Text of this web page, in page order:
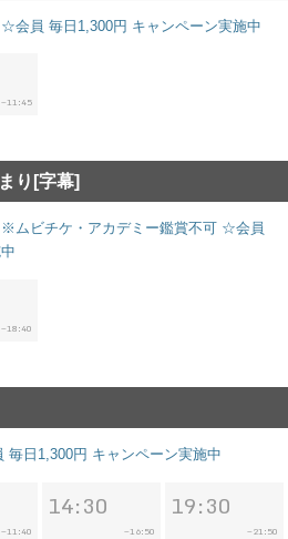
☆会員 毎日1,300円 キャンペーン実施中
~11:45
り[字幕]
※ムビチケ・アカデミー鑑賞不可 ☆会員
~18:40
日1,300円 キャンペーン実施中
~ 11:40
14:30
~ 16:50
19:30
~ 21:50